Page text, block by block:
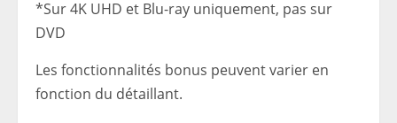
*Sur 4K UHD et Blu-ray uniquement, pas sur
DVD
Les fonctionnalités bonus peuvent varier en
fonction du détaillant.